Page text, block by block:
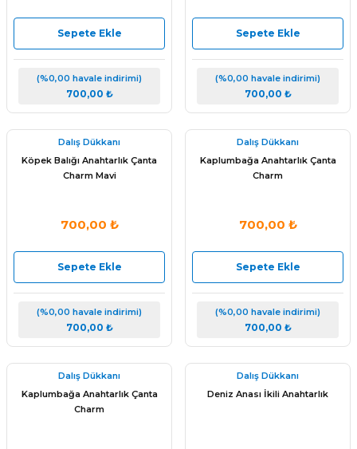
Sepete Ekle
(%0,00 havale indirimi)
700,00 ₺
Sepete Ekle
(%0,00 havale indirimi)
700,00 ₺
Dalış Dükkanı
Köpek Balığı Anahtarlık Çanta
Charm Mavi
700,00 ₺
Sepete Ekle
(%0,00 havale indirimi)
700,00 ₺
Dalış Dükkanı
Kaplumbağa Anahtarlık Çanta
Charm
700,00 ₺
Sepete Ekle
(%0,00 havale indirimi)
700,00 ₺
Dalış Dükkanı
Kaplumbağa Anahtarlık Çanta
Charm
Dalış Dükkanı
Deniz Anası İkili Anahtarlık